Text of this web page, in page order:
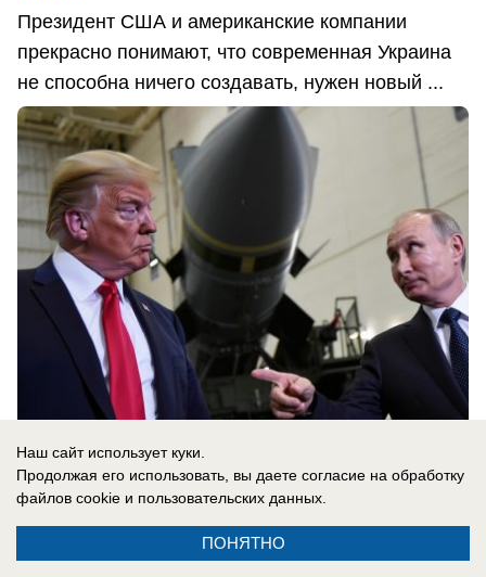
Президент США и американские компании
прекрасно понимают, что современная Украина
не способна ничего создавать, нужен новый ...
08.08.2026
В России
Сербия поддерживает Украину: Вучич
Наш сайт использует куки.
Продолжая его использовать, вы даете согласие на обработку
файлов cookie и пользовательских данных.
ПОНЯТНО